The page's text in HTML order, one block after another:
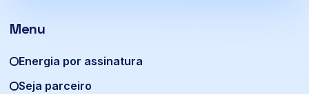
Menu
Energia por assinatura
Seja parceiro